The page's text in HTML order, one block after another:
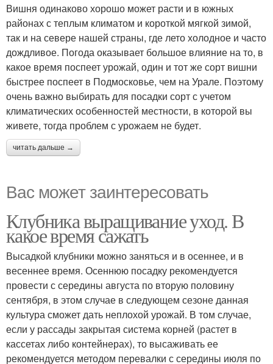
Вишня одинаково хорошо может расти и в южных
районах с теплым климатом и короткой мягкой зимой,
так и на севере нашей страны, где лето холодное и часто
дождливое. Погода оказывает большое влияние на то, в
какое время поспеет урожай, один и тот же сорт вишни
быстрее поспеет в Подмосковье, чем на Урале. Поэтому
очень важно выбирать для посадки сорт с учетом
климатических особенностей местности, в которой вы
живете, тогда проблем с урожаем не будет.
читать дальше →
Вас может заинтересовать
Клубника выращивание уход. В
какое время сажать
Высадкой клубники можно заняться и в осеннее, и в
весеннее время. Осеннюю посадку рекомендуется
провести с середины августа по вторую половину
сентября, в этом случае в следующем сезоне данная
культура сможет дать неплохой урожай. В том случае,
если у рассады закрытая система корней (растет в
кассетах либо контейнерах), то высаживать ее
рекомендуется методом перевалки с середины июля по